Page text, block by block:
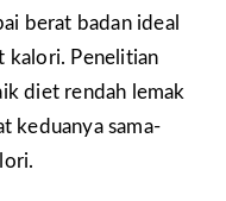
berat badan ideal
kalori. Penelitian
diet rendah lemak
keduanya sama-